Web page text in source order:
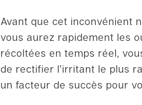
Avant que cet inconvénient
vous aurez rapidement les
récoltées en temps réel,
de rectifier l’irritant le plus
un facteur de succès pour